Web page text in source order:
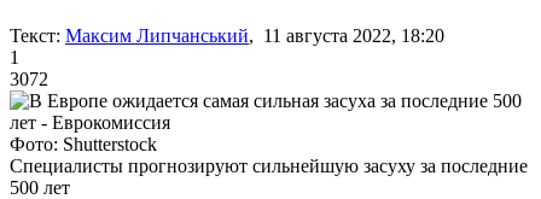
Текст: Максим Липчанський, 11 августа 2022, 18:20
1
3072
Фото: Shutterstock
Специалисты прогнозируют сильнейшую засуху за последние
500 лет